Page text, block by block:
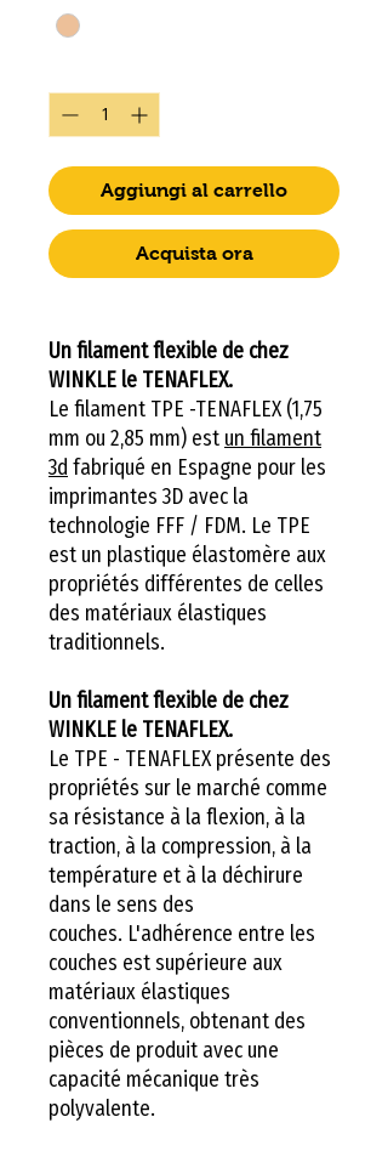
Aggiungi al carrello
Acquista ora
Un filament flexible de chez
WINKLE le TENAFLEX.
Le filament TPE -TENAFLEX (1,75
mm ou 2,85 mm) est un filament
3d fabriqué en Espagne pour les
imprimantes 3D avec la
technologie FFF / FDM. Le TPE
est un plastique élastomère aux
propriétés différentes de celles
des matériaux élastiques
traditionnels.
Un filament flexible de chez
WINKLE le TENAFLEX.
Le TPE - TENAFLEX présente des
propriétés sur le marché comme
sa résistance à la flexion, à la
traction, à la compression, à la
température et à la déchirure
dans le sens des
couches. L'adhérence entre les
couches est supérieure aux
matériaux élastiques
conventionnels, obtenant des
pièces de produit avec une
capacité mécanique très
polyvalente.